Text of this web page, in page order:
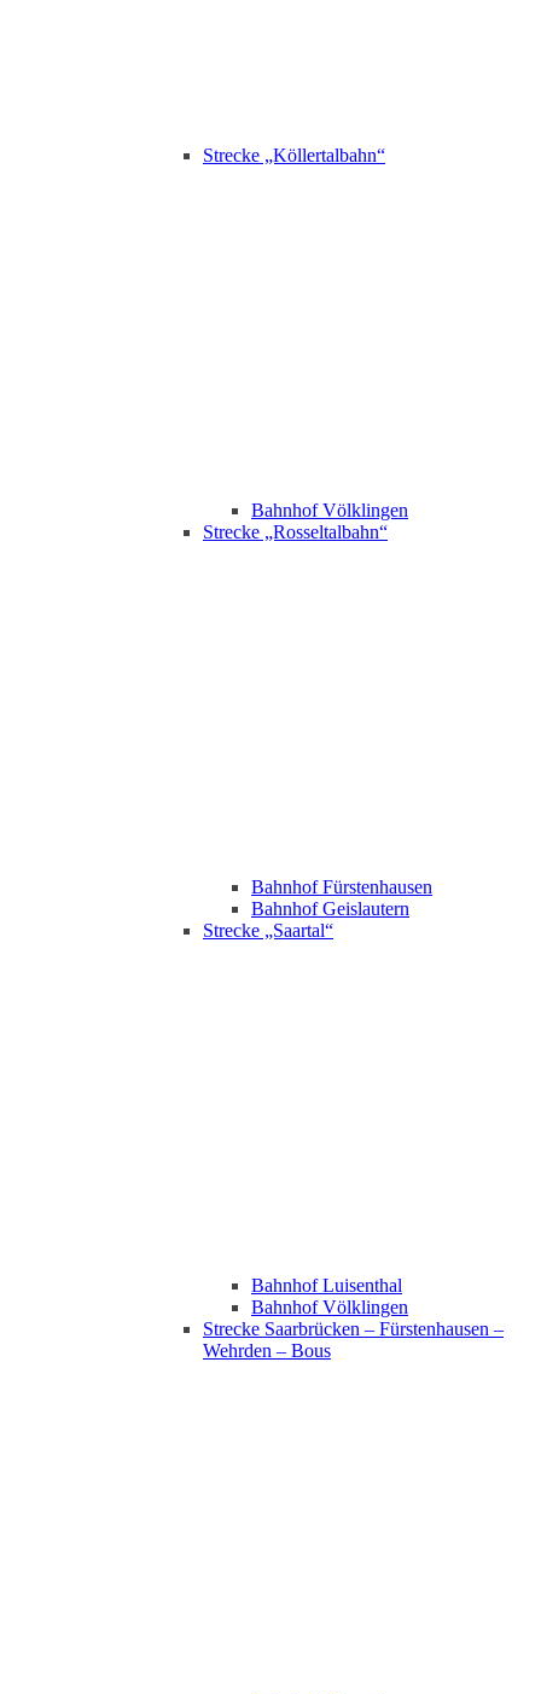
Strecke „Köllertalbahn“
Bahnhof Völklingen
Strecke „Rosseltalbahn“
Bahnhof Fürstenhausen
Bahnhof Geislautern
Strecke „Saartal“
Bahnhof Luisenthal
Bahnhof Völklingen
Strecke Saarbrücken – Fürstenhausen –
Wehrden – Bous